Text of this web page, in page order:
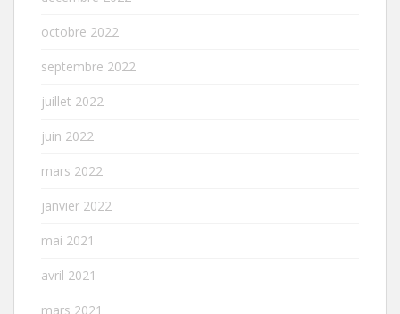
octobre 2022
septembre 2022
juillet 2022
juin 2022
mars 2022
janvier 2022
mai 2021
avril 2021
mars 2021